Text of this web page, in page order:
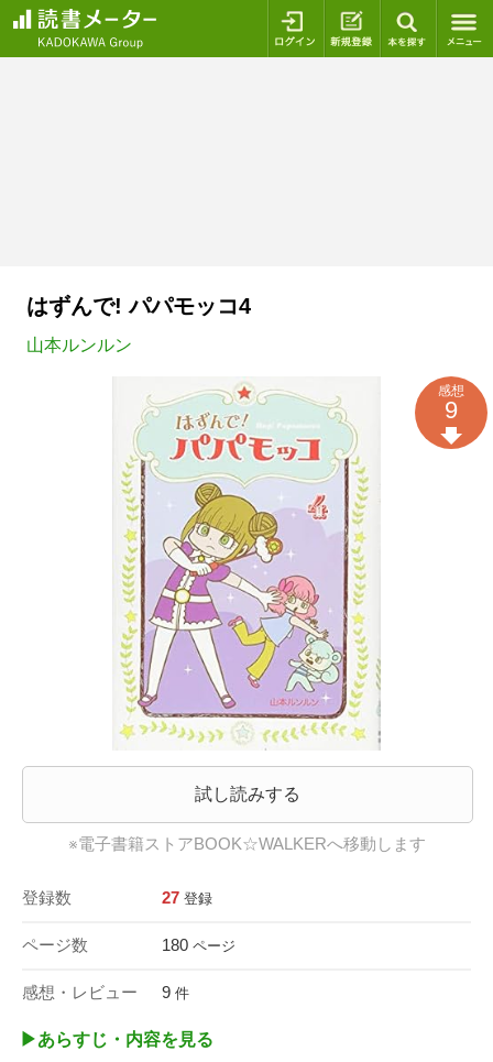
ログイン 新規登録
はずんで! パパモッコ4
山本ルンルン
試し読みする
※電子書籍ストアBOOK☆WALKERへ移動します
登録数 27 登録
ページ数 180 ページ
感想・レビュー 9 件
感想
9
▶︎あらすじ・内容を見る